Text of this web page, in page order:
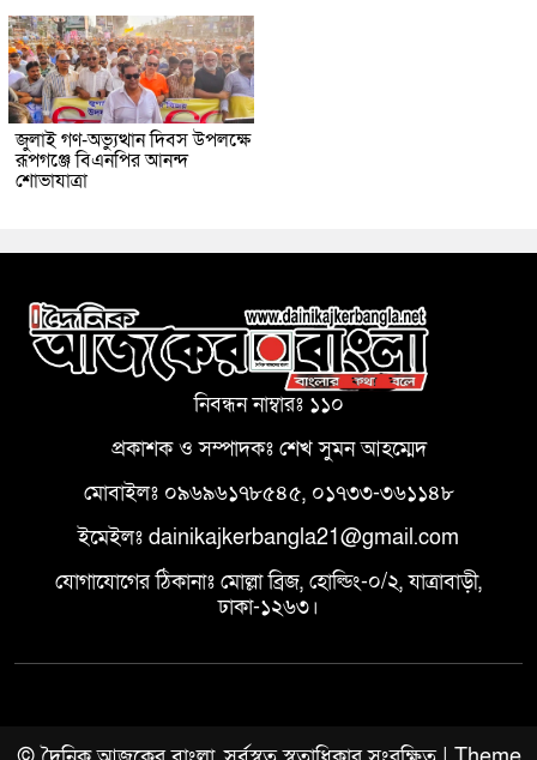
জুলাই গণ-অভ্যুত্থান দিবস উপলক্ষে
রূপগঞ্জে বিএনপির আনন্দ
শোভাযাত্রা
নিবন্ধন নাম্বারঃ ১১০
প্রকাশক ও সম্পাদকঃ শেখ সুমন আহম্মেদ
মোবাইলঃ ০৯৬৯৬১৭৮৫৪৫, ০১৭৩৩-৩৬১১৪৮
ইমেইলঃ dainikajkerbangla21@gmail.com
যোগাযোগের ঠিকানাঃ মোল্লা ব্রিজ, হোল্ডিং-০/২, যাত্রাবাড়ী,
ঢাকা-১২৬৩।